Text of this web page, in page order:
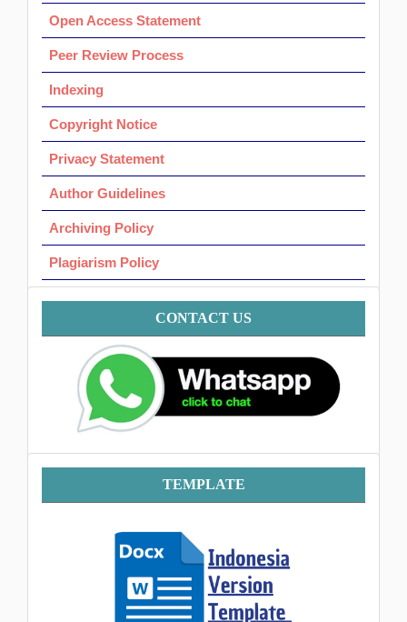
Open Access Statement
Peer Review Process
Indexing
Copyright Notice
Privacy Statement
Author Guidelines
Archiving Policy
Plagiarism Policy
Contact CONTACT US
Template TEMPLATE